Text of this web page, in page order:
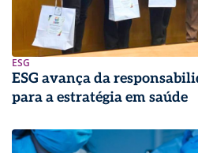
ESG
ESG avança da
para a estratégia em saúde